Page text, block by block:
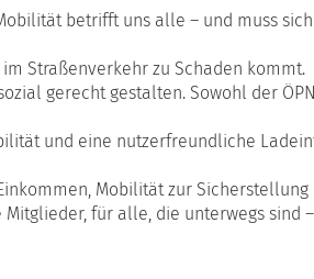
betrifft uns alle – und muss
Straßenverkehr zu Schaden kommt.
gerecht gestalten. Sowohl der
und eine nutzerfreundliche
Mobilität zur
für alle, die unterwegs